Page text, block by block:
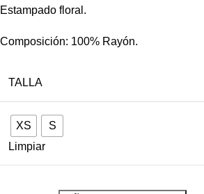
Estampado floral.
Composición: 100% Rayón.
TALLA
XS
S
Limpiar